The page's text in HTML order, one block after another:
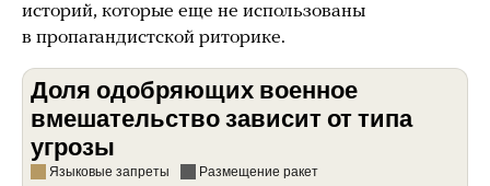
историй, которые еще не использованы
в пропагандистской риторике.